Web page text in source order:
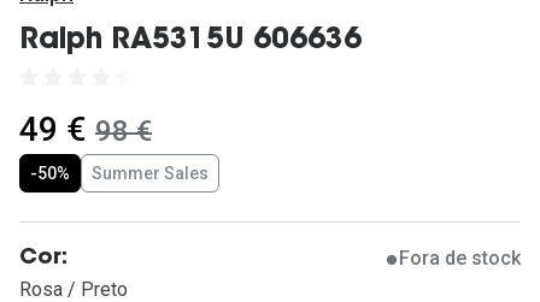
Ralph RA5315U 606636
agora:
49 € era:
98 €
-50% Summer Sales
Cor:
Fora de stock
Rosa / Preto